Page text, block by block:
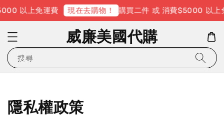
以上免運費 現在去購物！ 購買二件 或 消費$5000 以上
威廉美國代購
搜尋
隱私權政策